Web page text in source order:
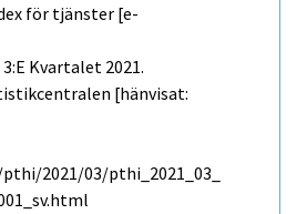
för tjänster [e-
3:e Kvartalet 2021.
[hänvisat:
2021/03/pthi_2021_03_